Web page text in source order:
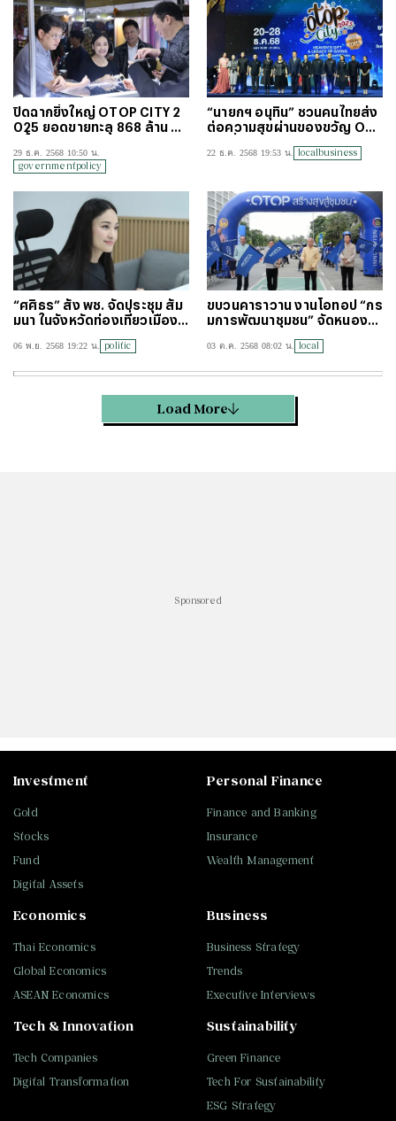
ปิดฉากยิ่งใหญ่ OTOP CITY 2
025 ยอดขายทะลุ 868 ล้าน ตอ
29 ธ.ค. 2568 10:50 น.
governmentpolicy
“นายกฯ อนุทิน” ชวนคนไทยส่ง
ต่อความสุขผ่านของขวัญ OT
22 ธ.ค. 2568 19:53 น. localbusiness
“ศศิธร” สั่ง พช. จัดประชุม สัม
มนา ในจังหวัดท่องเที่ยวเมืองร
06 พ.ย. 2568 19:22 น. politic
ขบวนคาราวาน งานโอทอป “กร
มการพัฒนาชุมชน” จัดหนองค
03 ต.ค. 2568 08:02 น. local
Load More
Sponsored
Investment
Gold
Stocks
Fund
Digital Assets
Personal Finance
Finance and Banking
Insurance
Wealth Management
Business
Business Strategy
Trends
Executive Interviews
Tech & Innovation
Tech Companies
Digital Transformation
Sustainability
Green Finance
Tech For Sustainability
ESG Strategy
Economics
Thai Economics
Global Economics
ASEAN Economics